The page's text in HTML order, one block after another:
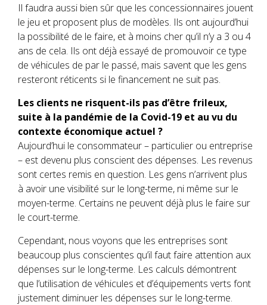
Il faudra aussi bien sûr que les concessionnaires jouent
le jeu et proposent plus de modèles. Ils ont aujourd’hui
la possibilité de le faire, et à moins cher qu’il n’y a 3 ou 4
ans de cela. Ils ont déjà essayé de promouvoir ce type
de véhicules de par le passé, mais savent que les gens
resteront réticents si le financement ne suit pas.
Les clients ne risquent-ils pas d’être frileux,
suite à la pandémie de la Covid-19 et au vu du
contexte économique actuel ?
Aujourd’hui le consommateur – particulier ou entreprise
– est devenu plus conscient des dépenses. Les revenus
sont certes remis en question. Les gens n’arrivent plus
à avoir une visibilité sur le long-terme, ni même sur le
moyen-terme. Certains ne peuvent déjà plus le faire sur
le court-terme.
Cependant, nous voyons que les entreprises sont
beaucoup plus conscientes qu’il faut faire attention aux
dépenses sur le long-terme. Les calculs démontrent
que l’utilisation de véhicules et d’équipements verts font
justement diminuer les dépenses sur le long-terme.